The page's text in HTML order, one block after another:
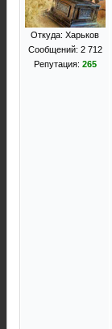
Откуда: Харьков
Сообщений: 2 712
Репутация: 265